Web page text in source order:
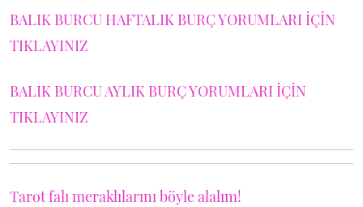
BALIK BURCU HAFTALIK BURÇ YORUMLARI İÇİN
TIKLAYINIZ
BALIK BURCU AYLIK BURÇ YORUMLARI İÇİN
TIKLAYINIZ
Tarot falı meraklılarını böyle alalım!